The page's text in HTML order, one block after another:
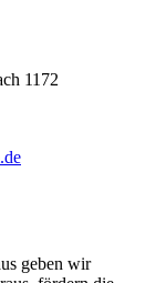
1172
geben wir